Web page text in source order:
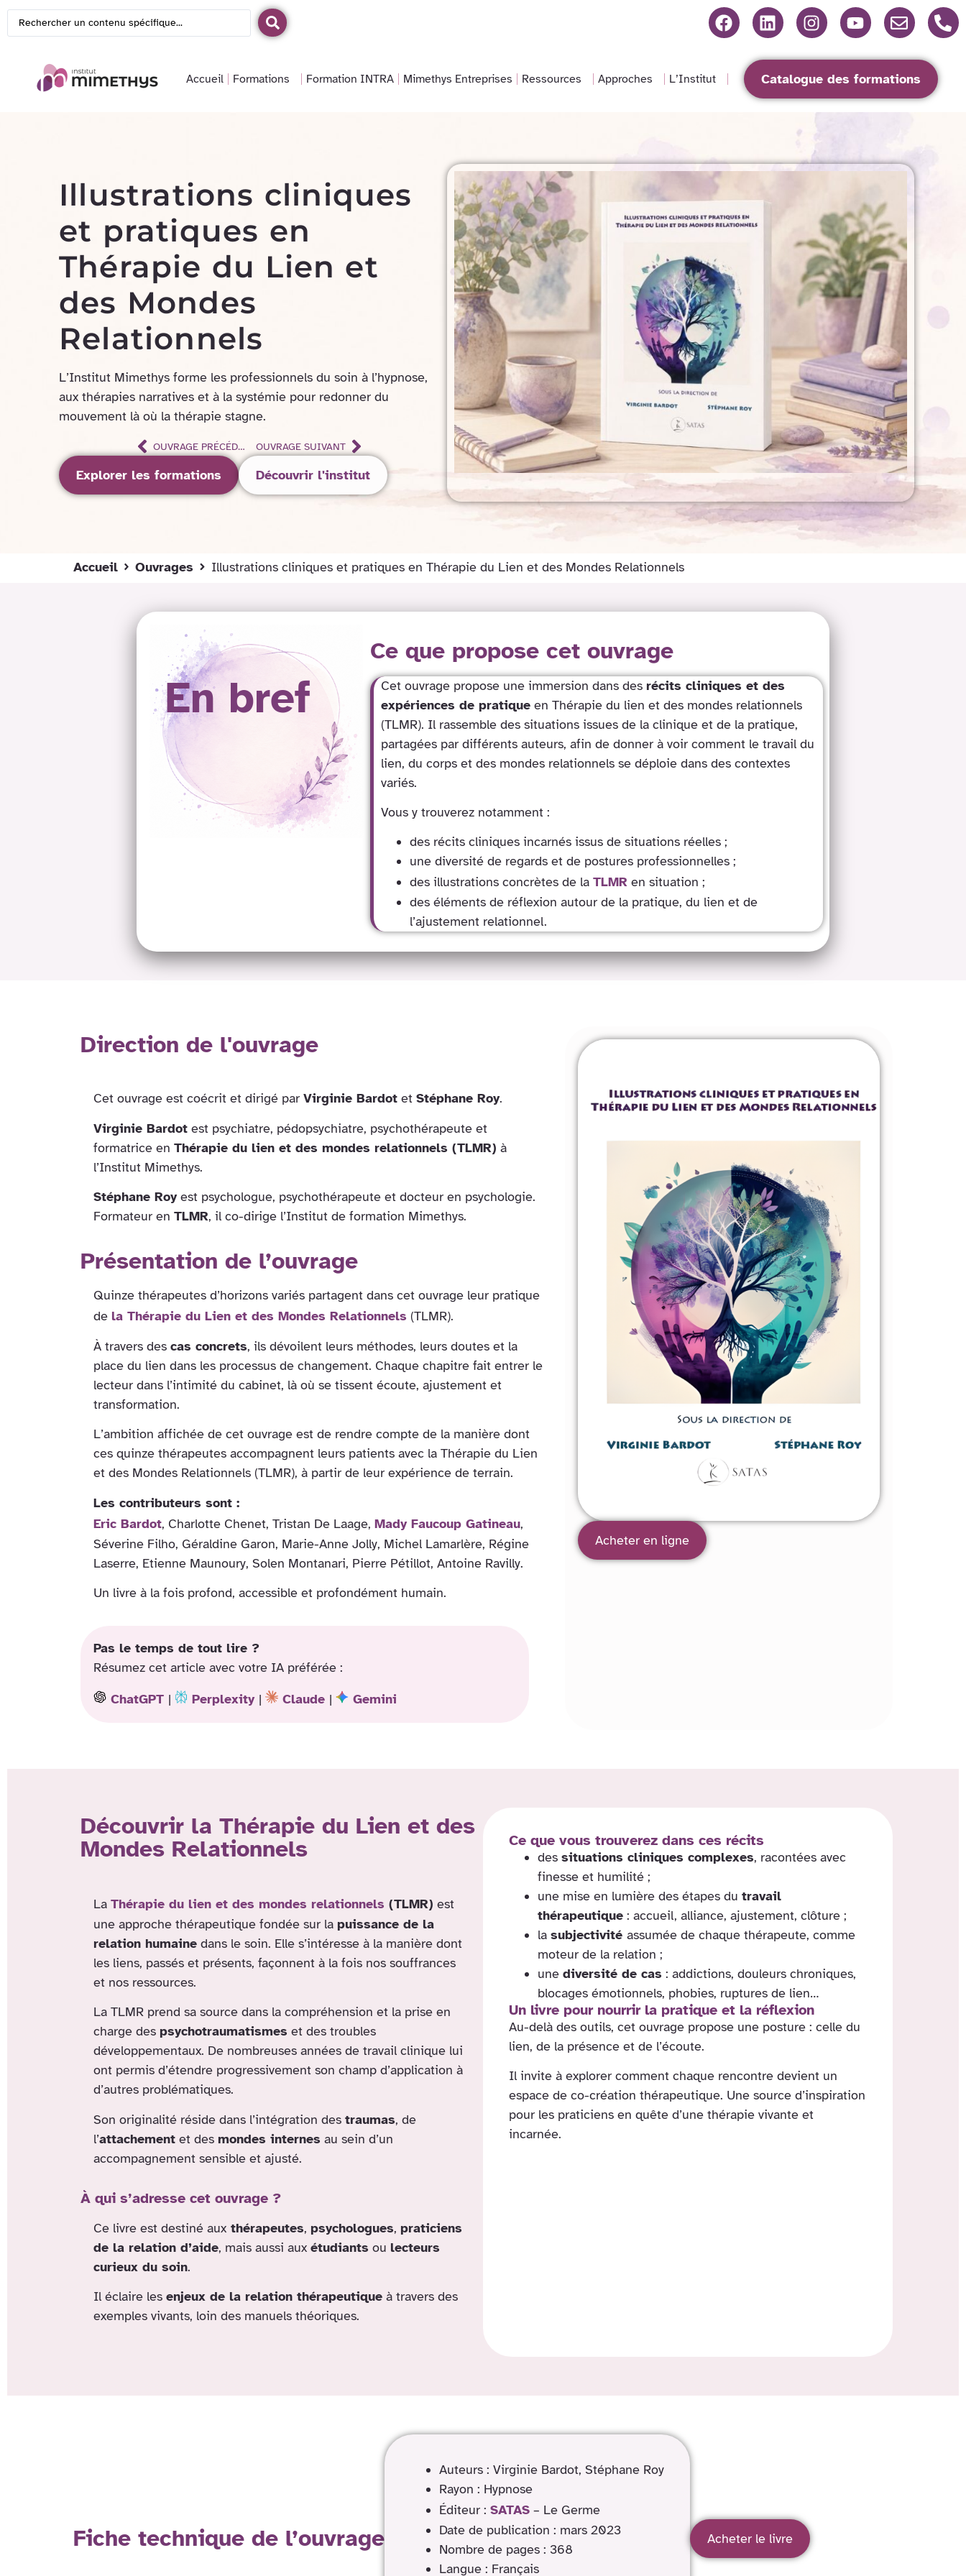
Accueil Formations Formation INTRA Mimethys Entreprises Ressources Approches L’Institut Catalogue des formations
Illustrations cliniques
et pratiques en
Thérapie du Lien et
des Mondes
Relationnels
L’Institut Mimethys forme les professionnels du soin à l’hypnose,
aux thérapies narratives et à la systémie pour redonner du
mouvement là où la thérapie stagne.
OUVRAGE PRÉCÉDENT OUVRAGE SUIVANT
Explorer les formations Découvrir l'institut
Accueil Ouvrages Illustrations cliniques et pratiques en Thérapie du Lien et des Mondes Relationnels
En bref
Ce que propose cet ouvrage
Cet ouvrage propose une immersion dans des récits cliniques et des
expériences de pratiqueen Thérapie du lien et des mondes relationnels
(TLMR). Il rassemble des situations issues de la clinique et de la pratique,
partagées par différents auteurs, afin de donner à voir comment le travail du
lien, du corps et des mondes relationnels se déploie dans des contextes
variés.
Vous y trouverez notamment :
des récits cliniques incarnés issus de situations réelles ;
une diversité de regards et de postures professionnelles ;
des illustrations concrètes de la TLMRen situation ;
des éléments de réflexion autour de la pratique, du lien et de
l’ajustement relationnel.
Direction de l'ouvrage
Cet ouvrage est coécrit et dirigé par Virginie Bardot et Stéphane Roy.
Virginie Bardot est psychiatre, pédopsychiatre, psychothérapeute et
formatrice en Thérapie du lien et des mondes relationnels (TLMR) à
l’Institut Mimethys.
Stéphane Royest psychologue, psychothérapeute et docteur en psychologie.
Formateur en TLMR, il co-dirige l’Institut de formation Mimethys.
Présentation de l’ouvrage
Quinze thérapeutes d’horizons variés partagent dans cet ouvrage leur pratique
de la Thérapie du Lien et des Mondes Relationnels (TLMR).
À travers des cas concrets, ils dévoilent leurs méthodes, leurs doutes et la
place du lien dans les processus de changement. Chaque chapitre fait entrer le
lecteur dans l’intimité du cabinet, là où se tissent écoute, ajustement et
transformation.
L’ambition affichée de cet ouvrage est de rendre compte de la manière dont
ces quinze thérapeutes accompagnent leurs patients avec la Thérapie du Lien
et des Mondes Relationnels (TLMR), à partir de leur expérience de terrain.
Les contributeurs sont :
Eric Bardot, Charlotte Chenet, Tristan De Laage, Mady Faucoup Gatineau,
Séverine Filho, Géraldine Garon, Marie-Anne Jolly, Michel Lamarlère, Régine
Laserre, Etienne Maunoury, Solen Montanari, Pierre Pétillot, Antoine Ravilly.
Un livre à la fois profond, accessible et profondément humain.
Pas le temps de tout lire ?
Résumez cet article avec votre IA préférée :
ChatGPT | Perplexity | Claude | Gemini
Acheter en ligne
Découvrir la Thérapie du Lien et des
Mondes Relationnels
La Thérapie du lien et des mondes relationnels (TLMR) est
une approche thérapeutique fondée sur la puissance de la
relation humaine dans le soin. Elle s’intéresse à la manière dont
les liens, passés et présents, façonnent à la fois nos souffrances
et nos ressources.
La TLMR prend sa source dans la compréhension et la prise en
charge des psychotraumatismes et des troubles
développementaux. De nombreuses années de travail clinique lui
ont permis d’étendre progressivement son champ d’application à
d’autres problématiques.
Son originalité réside dans l’intégration des traumas, de
l’attachement et des mondes internes au sein d’un
accompagnement sensible et ajusté.
À qui s’adresse cet ouvrage ?
Ce livre est destiné aux thérapeutes, psychologues, praticiens
de la relation d’aide, mais aussi aux étudiants ou lecteurs
curieux du soin.
Il éclaire les enjeux de la relation thérapeutique à travers des
exemples vivants, loin des manuels théoriques.
Ce que vous trouverez dans ces récits
des situations cliniques complexes, racontées avec
finesse et humilité ;
une mise en lumière des étapes du travail
thérapeutique : accueil, alliance, ajustement, clôture ;
la subjectivité assumée de chaque thérapeute, comme
moteur de la relation ;
une diversité de cas : addictions, douleurs chroniques,
blocages émotionnels, phobies, ruptures de lien…
Un livre pour nourrir la pratique et la réflexion
Au-delà des outils, cet ouvrage propose une posture : celle du
lien, de la présence et de l’écoute.
Il invite à explorer comment chaque rencontre devient un
espace de co-création thérapeutique. Une source d’inspiration
pour les praticiens en quête d’une thérapie vivante et
incarnée.
Fiche technique de l’ouvrage
Auteurs : Virginie Bardot, Stéphane Roy
Rayon : Hypnose
Éditeur : SATAS – Le Germe
Date de publication : mars 2023
Nombre de pages : 368
Langue : Français
Acheter le livre